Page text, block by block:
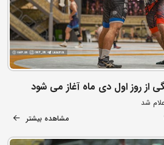
از روز اول دی ماه آغاز می شود
شد
مشاهده بیشتر